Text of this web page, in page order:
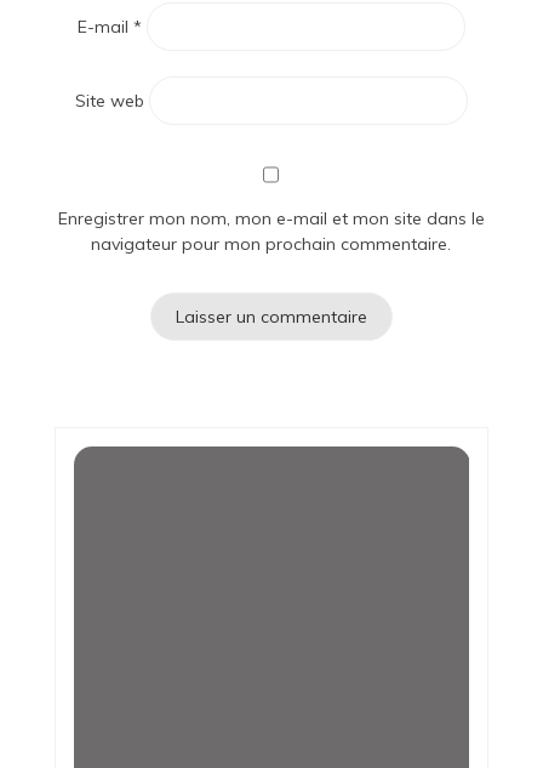
E-mail *
Site web
Enregistrer mon nom, mon e-mail et mon site dans le
navigateur pour mon prochain commentaire.